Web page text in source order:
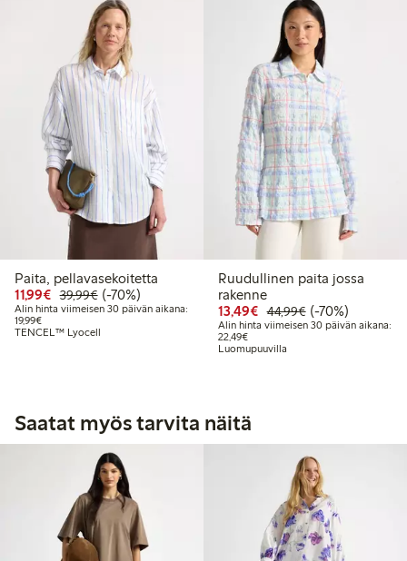
Paita, pellavasekoitetta
11,99€ Alennettu hinta: 11,99 €
39,99€Normaalihinta: 39,99 €
70% alennus
(-70%)
Alin hinta viimeisen 30 päivän aikana:
19,99€Alin hinta viimeisen 30 päivän aikana: 19,99 €
TENCEL™ Lyocell
Ruudullinen paita jossa
rakenne
13,49€ Alennettu hinta: 13,49
44,99€Normaalihinta:
70% alennus
(-70%)
Alin hinta viimeisen 30 päivän aikana:
22,49€Alin hinta viimeisen 30 päivän
Luomupuuvilla
Saatat myös tarvita näitä